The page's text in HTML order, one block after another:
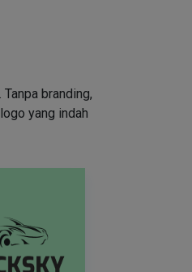
branding,
yang indah